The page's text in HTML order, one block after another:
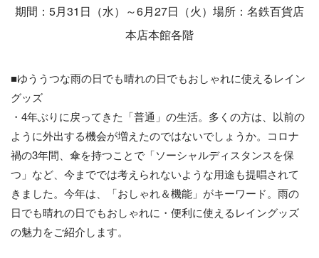
期間：5月31日（水）～6月27日（火）場所：名鉄百貨店
本店本館各階
■ゆううつな雨の日でも晴れの日でもおしゃれに使えるレイン
グッズ
・4年ぶりに戻ってきた「普通」の生活。多くの方は、以前の
ように外出する機会が増えたのではないでしょうか。コロナ
禍の3年間、傘を持つことで「ソーシャルディスタンスを保
つ」など、今まででは考えられないような用途も提唱されて
きました。今年は、「おしゃれ＆機能」がキーワード。雨の
日でも晴れの日でもおしゃれに・便利に使えるレイングッズ
の魅力をご紹介します。